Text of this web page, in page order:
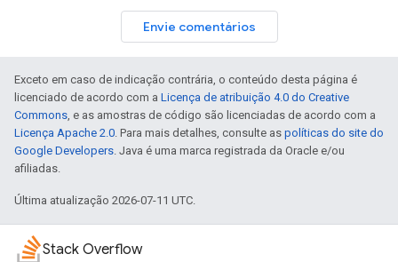
Envie comentários
Exceto em caso de indicação contrária, o conteúdo desta página é
licenciado de acordo com a Licença de atribuição 4.0 do Creative
Commons, e as amostras de código são licenciadas de acordo com a
Licença Apache 2.0. Para mais detalhes, consulte as políticas do site do
Google Developers. Java é uma marca registrada da Oracle e/ou
afiliadas.
Última atualização 2026-07-11 UTC.
Stack Overflow